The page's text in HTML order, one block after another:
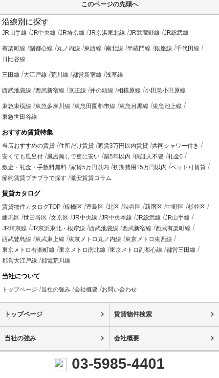
このページの先頭へ
沿線別に探す
JR山手線 JR中央線 JR埼京線 JR京浜東北線 JR武蔵野線 JR総武線
有楽町線 副都心線 丸ノ内線 東西線 南北線 半蔵門線 銀座線
千代田線
日比谷線
三田線 大江戸線 荒川線 都営新宿線 浅草線
西武池袋線 西武新宿線 京王線 井の頭線 相模原線 小田急小田原線
東急東横線 東急多摩川線 東急田園都市線 東急目黒線
東急池上線
東急世田谷線
おすすめ賃貸特集
当店おすすめの賃貸 住所だけ賃貸 家賃3万円以内賃貸
共同シャワー付き
安くても風呂付
風呂無しで更に安い 築5年以内 保証人不要
礼金0
敷金・礼金・手数料無料
家賃5万円以内 初期費用15万円以内
ペット可賃貸
節約賃貸プチプラで探す
激安賃貸コラム
賃貸カタログ
賃貸物件カタログTOP 板橋区 豊島区 北区 渋谷区 新宿区 中野区
杉並区
練馬区
世田谷区 文京区 JR中央線 JR中央本線 JR総武線
JR山手線
JR埼京線
JR京浜東北・根岸線 西武池袋線 西武新宿線
西武有楽町線
西武豊島線
東武東上線 東京メトロ丸ノ内線
東京メトロ東西線
東京メトロ有楽町線
東京メトロ南北線 東京メトロ副都心線
都営三田線
都営大江戸線
都電荒川線
当社について
トップページ 当社の強み 会社概要 お問い合わせ
トップページ 賃貸物件検索
当社の強み 会社概要
03-5985-4401